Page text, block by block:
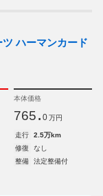
ハーマンカード
本体価格
765. 0 万円
走行
2.5万km
修復
なし
整備
法定整備付